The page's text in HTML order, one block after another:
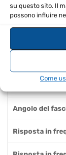
su questo sito. Il
possono influire
Come
Peak output
Angolo del
Risposta in